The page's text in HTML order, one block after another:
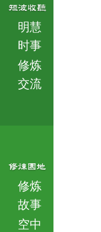
明慧
时事
修炼
交流
修炼
故事
空中